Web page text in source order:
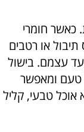
חומרי
תיבול או רטבים
עצמם. בישול
טעם ומאפשר
אוכל טבעי, קליל